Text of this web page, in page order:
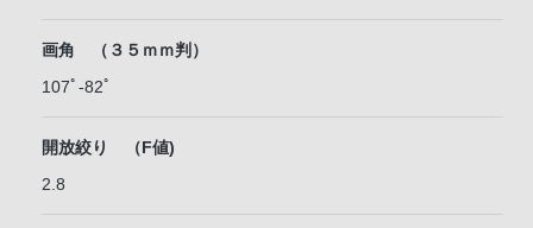
画角 （３５ｍｍ判）
107ﾟ-82ﾟ
開放絞り （F値)
2.8